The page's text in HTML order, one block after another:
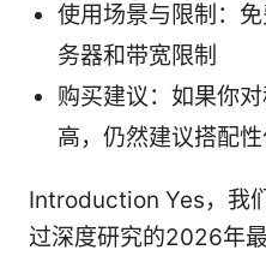
使用场景与限制：
务器和带宽限制
购买建议：如果你
高，仍然建议搭配
Introduction Yes，我
过深度研究的2026年